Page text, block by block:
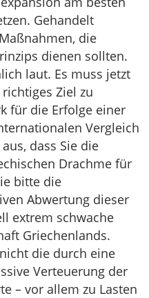
Gehandelt
die
dienen sollten.
laut. Es muss jetzt
Ziel zu
für die Erfolge einer
Vergleich
dass Sie die
Drachme für
bitte die
Abwertung dieser
extrem schwache
Griechenlands.
die durch eine
Verteuerung der
– vor allem zu Lasten